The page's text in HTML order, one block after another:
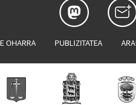
OHARRA PUBLIZITATEA